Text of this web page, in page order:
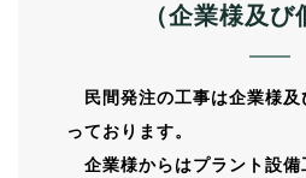
（企業様及び
民間発注の工事は企業様及
っております。
企業様からはプラント設備